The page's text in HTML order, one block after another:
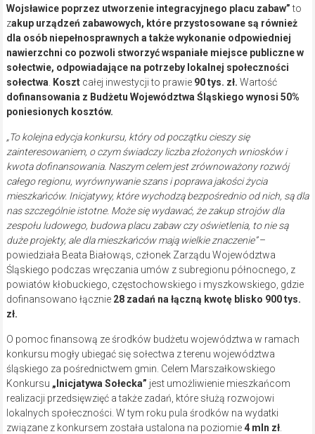
Wojsławice poprzez utworzenie integracyjnego placu zabaw”to
zakup urządzeń zabawowych, które przystosowane są również
dla osób niepełnosprawnych a także wykonanie odpowiedniej
nawierzchni co pozwoli stworzyć wspaniałe miejsce publiczne w
sołectwie, odpowiadające na potrzeby lokalnej społeczności
sołectwa
Kosztcałej inwestycji to prawie 90 tys. zł. Wartość
dofinansowania z Budżetu Województwa Śląskiego wynosi 50%
poniesionych kosztów.
„To kolejna edycja konkursu, który od początku cieszy się
zainteresowaniem, o czym świadczy liczba złożonych wniosków i
kwota dofinansowania. Naszym celem jest zrównoważony rozwój
całego regionu, wyrównywanie szans i poprawa jakości życia
mieszkańców. Inicjatywy, które wychodzą bezpośrednio od nich, są dla
nas szczególnie istotne. Może się wydawać, że zakup strojów dla
zespołu ludowego, budowa placu zabaw czy oświetlenia, to nie są
duże projekty, ale dla mieszkańców mają wielkie znaczenie”–
powiedziała Beata Białowąs, członek Zarządu Województwa
Śląskiego podczas wręczania umów z subregionu północnego, z
powiatów kłobuckiego, częstochowskiego i myszkowskiego, gdzie
dofinansowano łącznie 28 zadań na łączną kwotę blisko 900 tys.
zł.
O pomoc finansową ze środków budżetu województwa w ramach
konkursu mogły ubiegać się sołectwa z terenu województwa
śląskiego za pośrednictwem gmin. Celem Marszałkowskiego
Konkursu „Inicjatywa Sołecka” jest umożliwienie mieszkańcom
realizacji przedsięwzięć a także zadań, które służą rozwojowi
lokalnych społeczności. W tym roku pula środków na wydatki
związane z konkursem została ustalona na poziomie4 mln zł.